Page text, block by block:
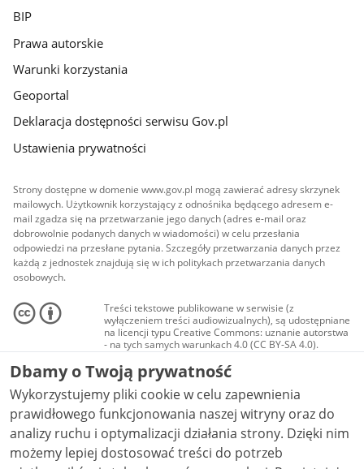
BIP
Prawa autorskie
Warunki korzystania
Geoportal
Deklaracja dostępności serwisu Gov.pl
Ustawienia prywatności
Strony dostępne w domenie www.gov.pl mogą zawierać adresy skrzynek
mailowych. Użytkownik korzystający z odnośnika będącego adresem e-
mail zgadza się na przetwarzanie jego danych (adres e-mail oraz
dobrowolnie podanych danych w wiadomości) w celu przesłania
odpowiedzi na przesłane pytania. Szczegóły przetwarzania danych przez
każdą z jednostek znajdują się w ich politykach przetwarzania danych
osobowych.
Treści tekstowe publikowane w serwisie (z
wyłączeniem treści audiowizualnych), są udostępniane
na licencji typu Creative Commons: uznanie autorstwa
- na tych samych warunkach 4.0 (CC BY-SA 4.0).
Materiały audiowizualne, w tym zdjęcia, materiały
audio i wideo, są udostępniane na licencji typu
Creative Commons: uznanie autorstwa użycie
niekomercyjne - bez utworów zależnych 4.0 (CC BY-
NC-ND 4.0), o ile nie jest to stwierdzone inaczej.
Dbamy o Twoją prywatność
Wykorzystujemy pliki cookie w celu zapewnienia
prawidłowego funkcjonowania naszej witryny oraz do
analizy ruchu i optymalizacji działania strony. Dzięki nim
możemy lepiej dostosować treści do potrzeb